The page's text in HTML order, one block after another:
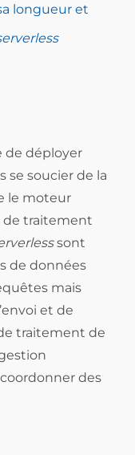
longueur et
de déployer
se soucier de la
le moteur
de traitement
sont
de données
mais
et de
traitement de
des